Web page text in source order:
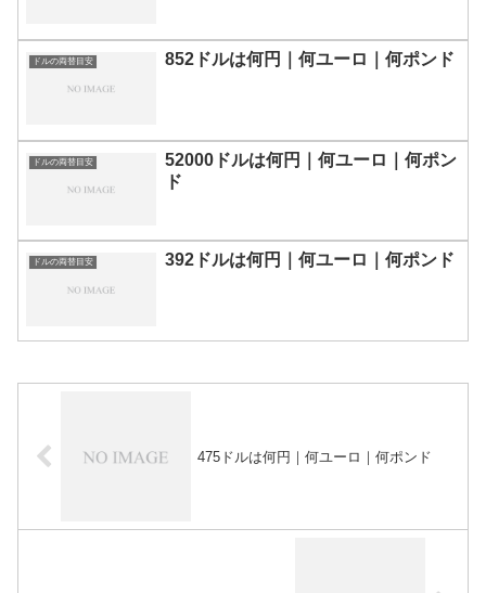
ドルの両替目安 852ドルは何円｜何ユーロ｜何ポンド
ドルの両替目安
52000ドルは何円｜何ユーロ｜何ポン
ド
ドルの両替目安 392ドルは何円｜何ユーロ｜何ポンド
475ドルは何円｜何ユーロ｜何ポンド